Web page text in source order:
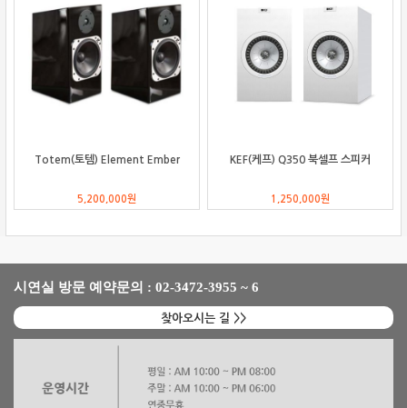
Totem(토템) Element Ember
5,200,000원
KEF(케프) Q350 북셀프 스피커
1,250,000원
시연실 방문 예약문의 : 02-3472-3955 ~ 6
찾아오시는 길 >>